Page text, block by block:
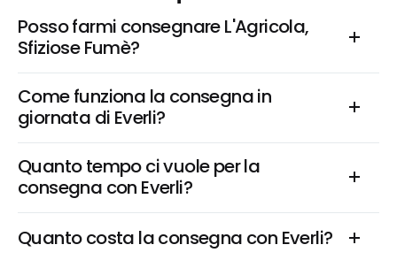
Posso farmi consegnare L'Agricola,
Sfiziose Fumè?
Come funziona la consegna in
giornata di Everli?
Quanto tempo ci vuole per la
consegna con Everli?
Quanto costa la consegna con Everli?